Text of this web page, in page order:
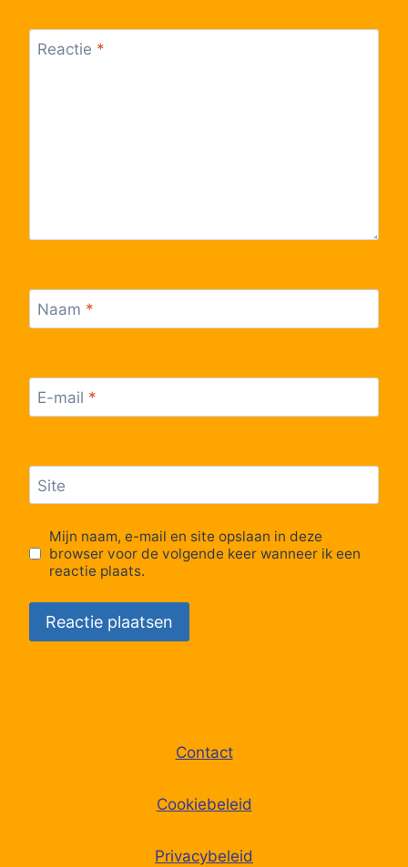
Reactie *
Naam *
E-mail *
Site
Mijn naam, e-mail en site opslaan in deze
browser voor de volgende keer wanneer ik een
reactie plaats.
Contact
Cookiebeleid
Privacybeleid